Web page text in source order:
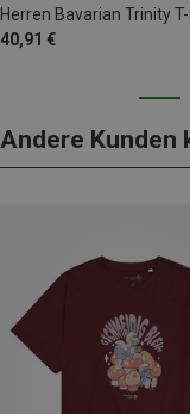
Herren Bavarian Trinity
40,91 €
Andere Kunden